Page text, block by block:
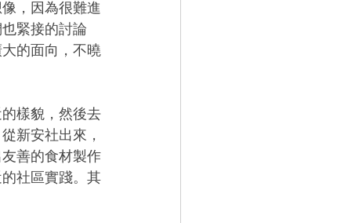
，因為很難進
緊接的討論
的面向，不曉
樣貌，然後去
新安社出來，
善的食材製作
社區實踐。其